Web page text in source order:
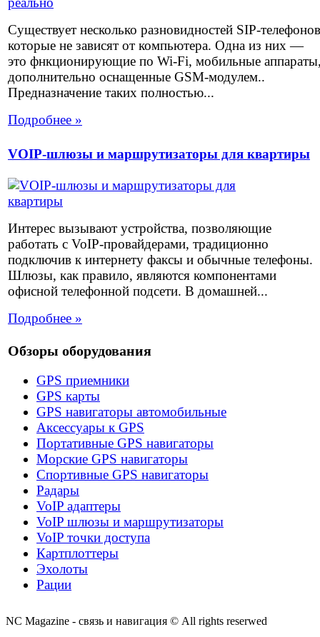
Существует несколько разновидностей SIP-телефонов
которые не зависят от компьютера. Одна из них —
это фнкционирующие по Wi-Fi, мобильные
дополнительно оснащенные GSM-модулем..
Предназначение таких полностью...
Подробнее »
VOIP-шлюзы и маршрутизаторы для квартиры
Интерес вызывают устройства, позволяющие
работать с VoIP-провайдерами, традиционно
подключив к интернету факсы и обычные телефоны.
Шлюзы, как правило, являются компонентами
офисной телефонной подсети. В домашней...
Подробнее »
Обзоры оборудования
GPS приемники
GPS карты
GPS навигаторы автомобильные
Аксессуары к GPS
Портативные GPS навигаторы
Морские GPS навигаторы
Спортивные GPS навигаторы
Радары
VoIP адаптеры
VoIP шлюзы и маршрутизаторы
VoIP точки доступа
Картплоттеры
Эхолоты
Рации
NC Magazine - связь и навигация © All rights reserwed